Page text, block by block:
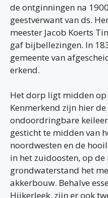
de ontginningen na
geestverwant van ds.
meester Jacob Koerts
gaf bijbellezingen. In
gemeente van
erkend.
Het dorp ligt midden op
Kenmerkend zijn hier
ondoordringbare
gesticht te midden van
noordwesten en de
in het zuidoosten, op
grondwaterstand het
akkerbouw. Behalve
Hijkerleek, zijn er ook